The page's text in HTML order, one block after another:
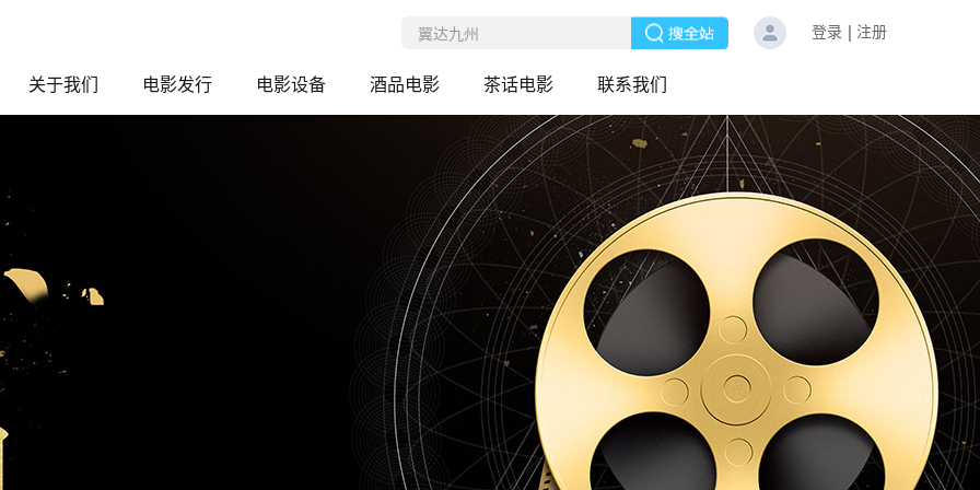
登录 注册
关于我们 电影发行 电影设备 酒品电影 茶话电影 联系我们